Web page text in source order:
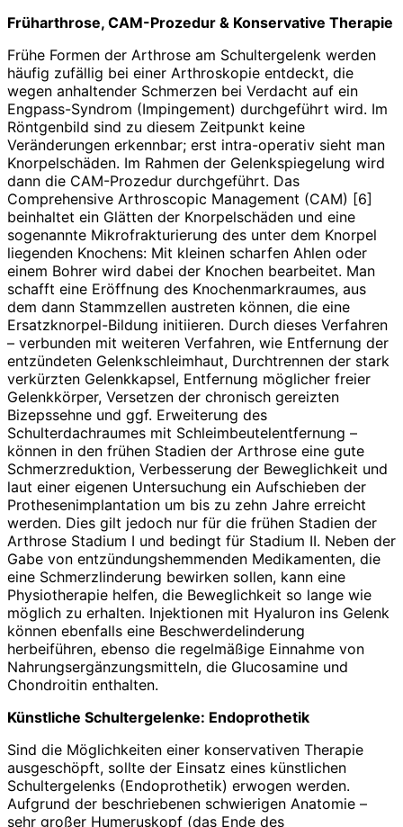
Früharthrose, CAM-Prozedur & Konservative Therapie
Frühe Formen der Arthrose am Schultergelenk werden
häufig zufällig bei einer Arthroskopie entdeckt, die
wegen anhaltender Schmerzen bei Verdacht auf ein
Engpass-Syndrom (Impingement) durchgeführt wird. Im
Röntgenbild sind zu diesem Zeitpunkt keine
Veränderungen erkennbar; erst intra-operativ sieht man
Knorpelschäden. Im Rahmen der Gelenkspiegelung wird
dann die CAM-Prozedur durchgeführt. Das
Comprehensive Arthroscopic Management (CAM) [6]
beinhaltet ein Glätten der Knorpelschäden und eine
sogenannte Mikrofrakturierung des unter dem Knorpel
liegenden Knochens: Mit kleinen scharfen Ahlen oder
einem Bohrer wird dabei der Knochen bearbeitet. Man
schafft eine Eröffnung des Knochenmarkraumes, aus
dem dann Stammzellen austreten können, die eine
Ersatzknorpel-Bildung initiieren. Durch dieses Verfahren
– verbunden mit weiteren Verfahren, wie Entfernung der
entzündeten Gelenkschleimhaut, Durchtrennen der stark
verkürzten Gelenkkapsel, Entfernung möglicher freier
Gelenkkörper, Versetzen der chronisch gereizten
Bizepssehne und ggf. Erweiterung des
Schulterdachraumes mit Schleimbeutelentfernung –
können in den frühen Stadien der Arthrose eine gute
Schmerzreduktion, Verbesserung der Beweglichkeit und
laut einer eigenen Untersuchung ein Aufschieben der
Prothesenimplantation um bis zu zehn Jahre erreicht
werden. Dies gilt jedoch nur für die frühen Stadien der
Arthrose Stadium I und bedingt für Stadium II. Neben der
Gabe von entzündungshemmenden Medikamenten, die
eine Schmerzlinderung bewirken sollen, kann eine
Physiotherapie helfen, die Beweglichkeit so lange wie
möglich zu erhalten. Injektionen mit Hyaluron ins Gelenk
können ebenfalls eine Beschwerdelinderung
herbeiführen, ebenso die regelmäßige Einnahme von
Nahrungsergänzungsmitteln, die Glucosamine und
Chondroitin enthalten.
Künstliche Schultergelenke: Endoprothetik
Sind die Möglichkeiten einer konservativen Therapie
ausgeschöpft, sollte der Einsatz eines künstlichen
Schultergelenks (Endoprothetik) erwogen werden.
Aufgrund der beschriebenen schwierigen Anatomie –
sehr großer Humeruskopf (das Ende des